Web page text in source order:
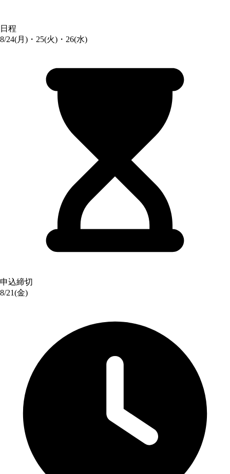
日程
8/24(月)・25(火)・26(水)
申込締切
8/21(金)